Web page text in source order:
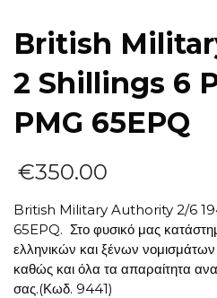
British
2 Shillings 6
PMG 65EPQ
€350.00
British Military Authority 2/6
65EPQ. Στο φυσικό μας
ελληνικών και ξένων
καθώς και όλα τα απαραίτητα
σας.(Κωδ. 9441)